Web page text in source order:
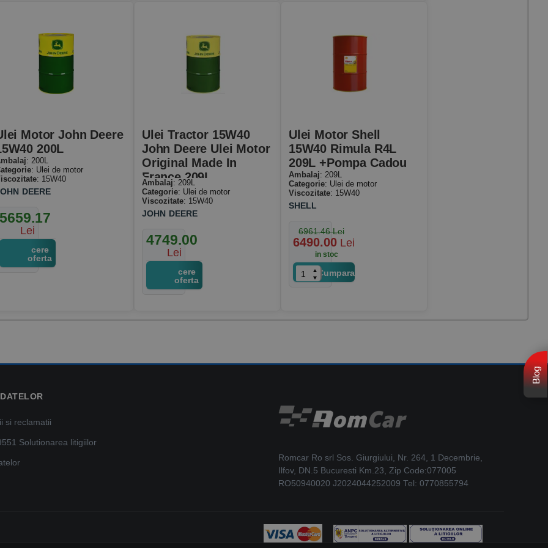
Motor John Deere
200L
: 200L
: Ulei de motor
: 15W40
DEERE
5659.17
Lei
cere
oferta
Ulei Tractor 15W40
John Deere Ulei Motor
Original Made In
France 209L
Ambalaj: 209L
Categorie: Ulei de motor
Viscozitate: 15W40
JOHN DEERE
4749.00
Lei
cere
oferta
Ulei Motor Shell
15W40 Rimula R4L
209L +pompa Cadou
Ambalaj: 209L
Categorie: Ulei de motor
Viscozitate: 15W40
SHELL
6961.46 Lei
6490.00 Lei
in stoc
Cumpara
si reclamatii
Solutionarea litigiilor
Romcar Ro srl Sos. Giurgiului, Nr. 264, 1 Decembrie,
Ilfov, DN.5 Bucuresti Km.23, Zip Code:077005
RO50940020 J2024044252009 Tel: 0770855794
Blog